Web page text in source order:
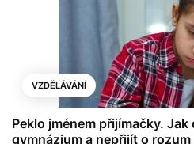
VZDĚLÁVÁNÍ
Peklo jménem přijímačky.
gymnázium a nepřijít o rozum